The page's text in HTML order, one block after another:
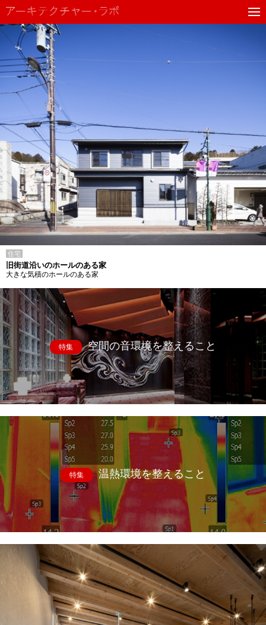
住宅
旧街道沿いのホールのある家
大きな気積のホールのある家
特集 空間の音環境を整えること
特集 温熱環境を整えること